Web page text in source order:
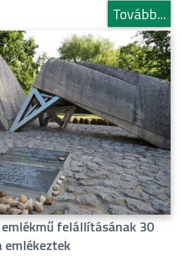
Tovább...
felállításának 30